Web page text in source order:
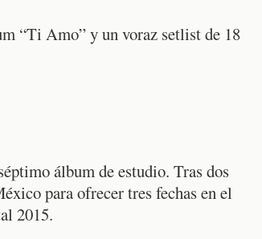
“Ti Amo” y un voraz setlist de 18
álbum de estudio. Tras dos
para ofrecer tres fechas en el
2015.